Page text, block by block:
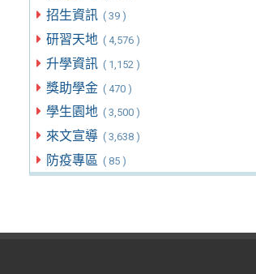
招生資訊 ( 39 )
研習天地 ( 4,576 )
升學資訊 ( 1,152 )
獎助學金 ( 470 )
學生園地 ( 3,500 )
來文宣導 ( 3,638 )
防疫專區 ( 85 )